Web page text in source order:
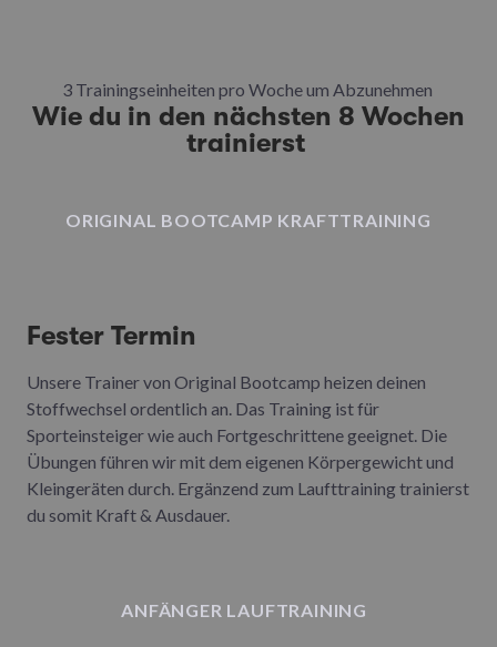
3 Trainingseinheiten pro Woche um Abzunehmen
Wie du in den nächsten 8 Wochen
trainierst
ORIGINAL BOOTCAMP KRAFTTRAINING
Fester Termin
Unsere Trainer von Original Bootcamp heizen deinen
Stoffwechsel ordentlich an. Das Training ist für
Sporteinsteiger wie auch Fortgeschrittene geeignet. Die
Übungen führen wir mit dem eigenen Körpergewicht und
Kleingeräten durch. Ergänzend zum Laufttraining trainierst
du somit Kraft & Ausdauer.
ANFÄNGER LAUFTRAINING